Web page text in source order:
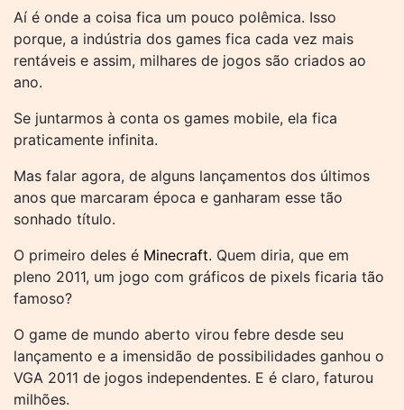
Aí é onde a coisa fica um pouco polêmica. Isso
porque, a indústria dos games fica cada vez mais
rentáveis e assim, milhares de jogos são criados ao
ano.
Se juntarmos à conta os games mobile, ela fica
praticamente infinita.
Mas falar agora, de alguns lançamentos dos últimos
anos que marcaram época e ganharam esse tão
sonhado título.
O primeiro deles é Minecraft. Quem diria, que em
pleno 2011, um jogo com gráficos de pixels ficaria tão
famoso?
O game de mundo aberto virou febre desde seu
lançamento e a imensidão de possibilidades ganhou o
VGA 2011 de jogos independentes. E é claro, faturou
milhões.